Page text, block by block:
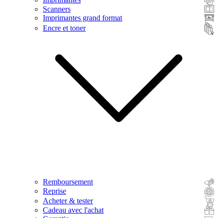
Scanners
Imprimantes grand format
Encre et toner
Remboursement
Reprise
Acheter & tester
Cadeau avec l'achat